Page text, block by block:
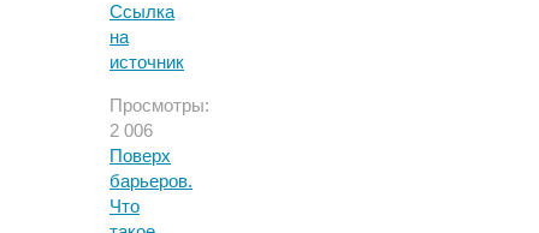
Ссылка
на
источник
Просмотры:
2 006
Поверх
барьеров.
Что